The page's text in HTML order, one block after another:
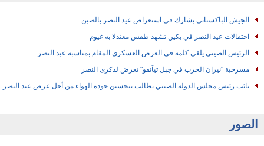
الجيش الباكستاني يشارك في استعراض عيد النصر بالصين
احتفالات عيد النصر في بكين تشهد طقس معتدلا به غيوم
الرئيس الصيني يلقي كلمة في العرض العسكري المقام بمناسبة عيد النصر
مسرحية "نيران الحرب في جبل تيآنفو" تعرض لذكرى النصر
نائب رئيس مجلس الدولة الصيني يطالب بتحسين جودة الهواء من أجل عرض عيد النصر
الصور